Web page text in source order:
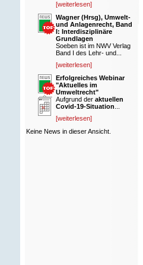
[weiterlesen]
Wagner (Hrsg), Umwelt-
und Anlagenrecht, Band
I: Interdisziplinäre
Grundlagen
Soeben ist im NWV Verlag
Band I des Lehr- und...
[weiterlesen]
Erfolgreiches Webinar
"Aktuelles im
Umweltrecht"
Aufgrund der aktuellen
Covid-19-Situation
[weiterlesen]
Keine News in dieser Ansicht.